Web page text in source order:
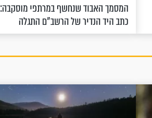
המסמך האבוד שנחשף במרתפי מוסקבה:
כתב היד הנדיר של הרשב"ם התגלה